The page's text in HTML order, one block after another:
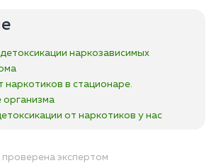
наркозависимых
наркотиков в стационаре.
организма
от наркотиков у нас
проверена экспертом